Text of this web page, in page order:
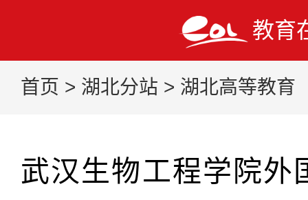
教育
首页 > 湖北分站 > 湖北高等教育
武汉生物工程学院外